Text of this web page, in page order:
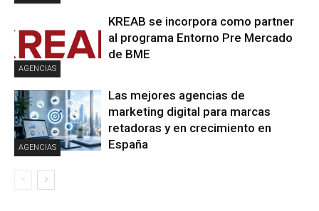
AGENCIAS
KREAB se incorpora como partner
al programa Entorno Pre Mercado
de BME
AGENCIAS
Las mejores agencias de
marketing digital para marcas
retadoras y en crecimiento en
España